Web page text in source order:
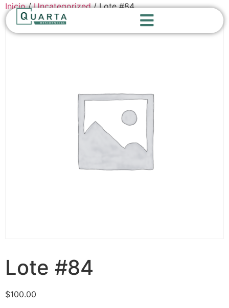
Inicio/Uncategorized/ Lote #84
Lote #84
$100.00